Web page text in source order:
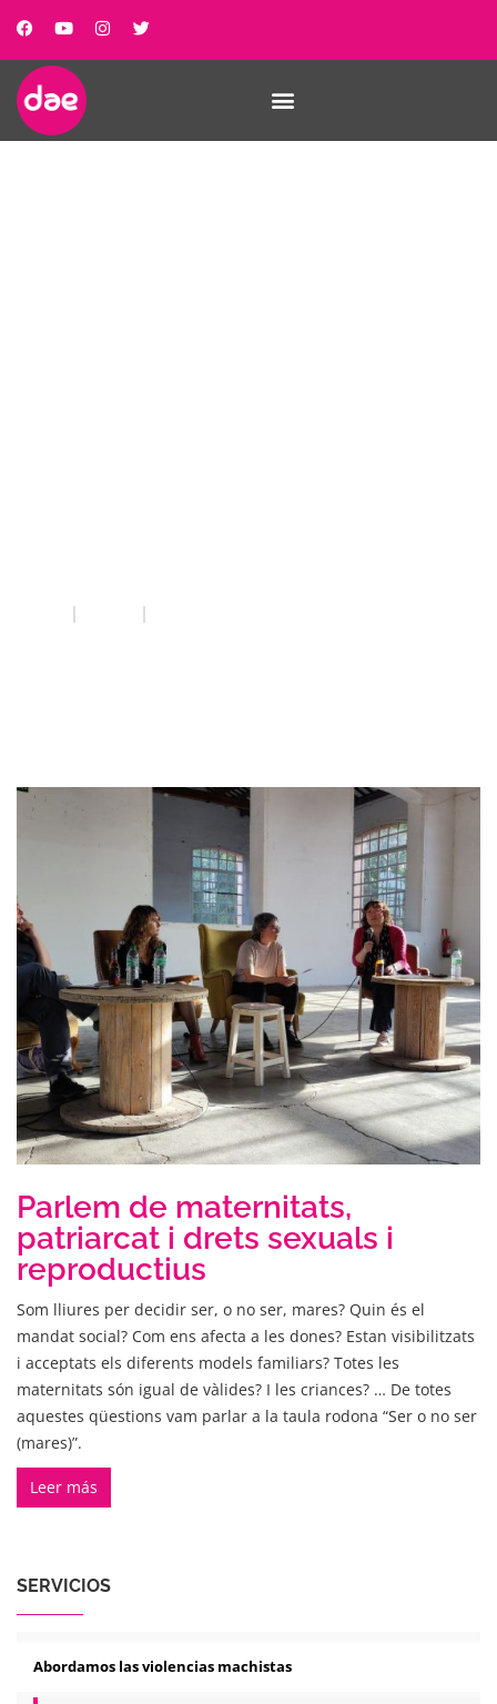
SERVICIOS
Abordamos las violencias machistas
Parlem de maternitats,
patriarcat i drets sexuals i
reproductius
Som lliures per decidir ser, o no ser, mares? Quin és el
mandat social? Com ens afecta a les dones? Estan visibilitzats
i acceptats els diferents models familiars? Totes les
maternitats són igual de vàlides? I les criances? … De totes
aquestes qüestions vam parlar a la taula rodona “Ser o no ser
(mares)”.
Leer más